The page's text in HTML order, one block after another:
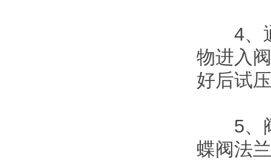
4、通
物进入
好后试
5、阀
蝶阀法